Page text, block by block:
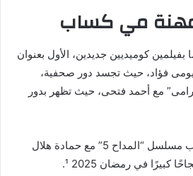
مي كساب
كوميديين جديدين، الأول بعنوان
فؤاد، حيث تجسد دور صحفية،
مع أحمد فتحى، حيث تظهر بدور
– كان آخر أعمال مي كساب مسلسل “المداح 5” مع حمادة هلال
في رمضان 2025 ¹.